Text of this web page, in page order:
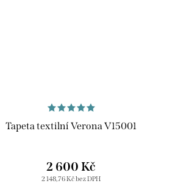
Tapeta textilní Verona V15001
2 148,76 Kč bez DPH
2 600 Kč